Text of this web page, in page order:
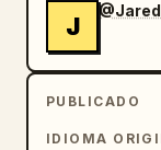
J
PUBLICADO
IDIOMA